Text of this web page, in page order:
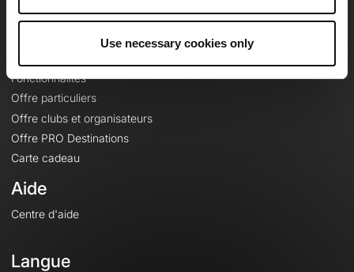
Use necessary cookies only
Fonctionnalités
Offre particuliers
Offre clubs et organisateurs
Offre PRO Destinations
Carte cadeau
Aide
Centre d'aide
Langue